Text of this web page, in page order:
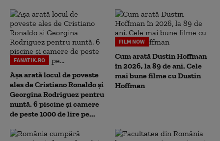
FANATIK.RO
Așa arată locul de poveste
ales de Cristiano Ronaldo și
Georgina Rodriguez pentru
nuntă. 6 piscine și camere
de peste 1000 de lire pe...
FILM NOW
Cum arată Dustin Hoffman
în 2026, la 89 de ani. Cele
mai bune filme cu Dustin
Hoffman